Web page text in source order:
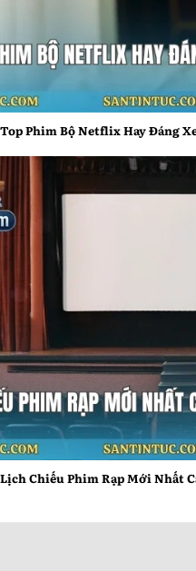
Top Phim Bộ Netflix Hay
Top Phim Bộ Netflix Hay Đáng
Lịch Chiếu Phim Rạp Mới
Lịch Chiếu Phim Rạp Mới Nhất